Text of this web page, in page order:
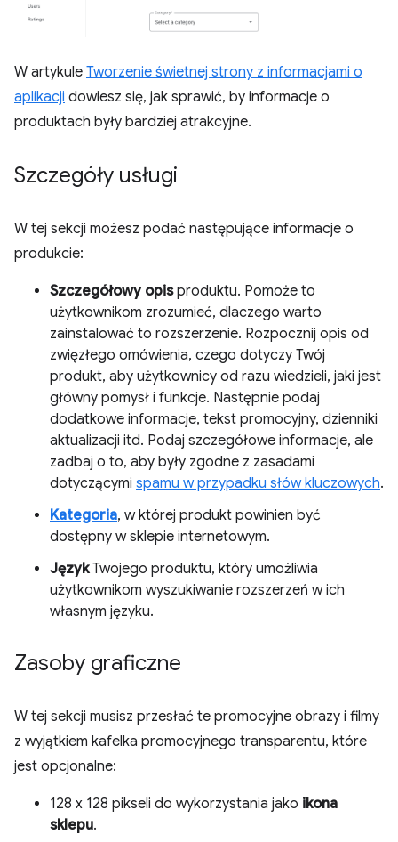
W artykule Tworzenie świetnej strony z informacjami o
aplikacji dowiesz się, jak sprawić, by informacje o
produktach były bardziej atrakcyjne.
Szczegóły usługi
W tej sekcji możesz podać następujące informacje o
produkcie:
Szczegółowy opisproduktu. Pomoże to
użytkownikom zrozumieć, dlaczego warto
zainstalować to rozszerzenie. Rozpocznij opis od
zwięzłego omówienia, czego dotyczy Twój
produkt, aby użytkownicy od razu wiedzieli, jaki jest
główny pomysł i funkcje. Następnie podaj
dodatkowe informacje, tekst promocyjny, dzienniki
aktualizacji itd. Podaj szczegółowe informacje, ale
zadbaj o to, aby były zgodne z zasadami
dotyczącymi spamu w przypadku słów kluczowych.
Kategoria, w której produkt powinien być
dostępny w sklepie internetowym.
JęzykTwojego produktu, który umożliwia
użytkownikom wyszukiwanie rozszerzeń w ich
własnym języku.
Zasoby graficzne
W tej sekcji musisz przesłać te promocyjne obrazy i filmy
z wyjątkiem kafelka promocyjnego transparentu, które
jest opcjonalne:
128 x 128 pikseli do wykorzystania jako ikona
sklepu.